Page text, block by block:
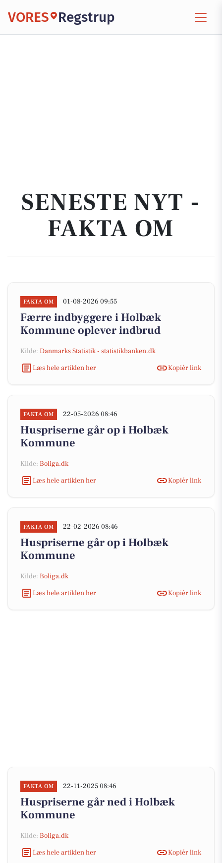
VORES Regstrup
SENESTE NYT -
FAKTA OM
FAKTA OM 01-08-2026 09:55
Færre indbyggere i Holbæk
Kommune oplever indbrud
Kilde: Danmarks Statistik - statistikbanken.dk
Læs hele artiklen her
Kopiér link
FAKTA OM 22-05-2026 08:46
Huspriserne går op i Holbæk
Kommune
Kilde: Boliga.dk
Læs hele artiklen her
Kopiér link
FAKTA OM 22-02-2026 08:46
Huspriserne går op i Holbæk
Kommune
Kilde: Boliga.dk
Læs hele artiklen her
Kopiér link
FAKTA OM 22-11-2025 08:46
Huspriserne går ned i Holbæk
Kommune
Kilde: Boliga.dk
Læs hele artiklen her
Kopiér link